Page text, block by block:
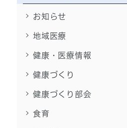
お知らせ
地域医療
健康・医療情報
健康づくり
健康づくり部会
食育